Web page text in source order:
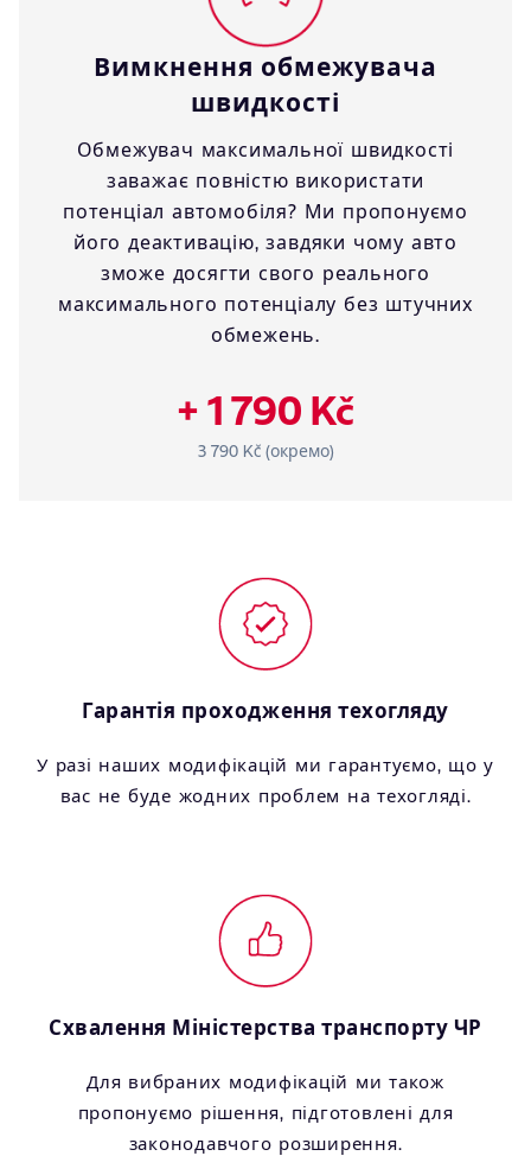
Вимкнення обмежувача
швидкості
Обмежувач максимальної швидкості
заважає повністю використати
потенціал автомобіля? Ми пропонуємо
його деактивацію, завдяки чому авто
зможе досягти свого реального
максимального потенціалу без штучних
обмежень.
+ 1 790 Kč
3 790 Kč (окремо)
Гарантія проходження техогляду
У разі наших модифікацій ми гарантуємо, що у
вас не буде жодних проблем на техогляді.
Схвалення Міністерства транспорту ЧР
Для вибраних модифікацій ми також
пропонуємо рішення, підготовлені для
законодавчого розширення.